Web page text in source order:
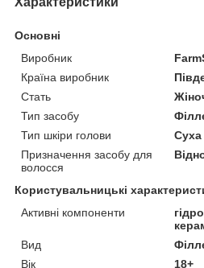
Основні
Виробник
Країна виробник
Стать
Тип засобу
Тип шкіри голови
Суха
Призначення засобу для
волосся
Користувальницькі
Активні компоненти
Вид
Вік
18+